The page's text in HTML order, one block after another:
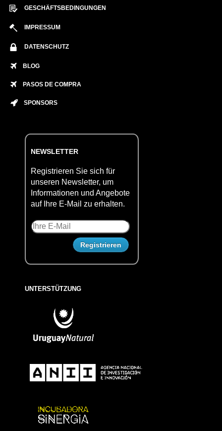
GESCHÄFTSBEDINGUNGEN
IMPRESSUM
DATENSCHUTZ
BLOG
PASOS DE COMPRA
SPONSORS
NEWSLETTER
Registrieren Sie sich für
unseren Newsletter, um
Informationen und Angebote
auf Ihre E-Mail zu erhalten.
UNTERSTÜTZUNG